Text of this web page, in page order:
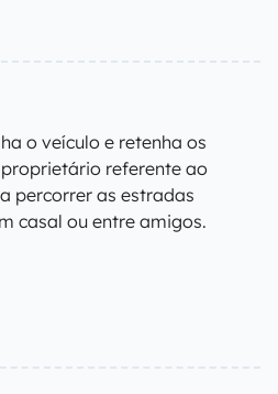
o veículo e retenha os
referente ao
percorrer as estradas
casal ou entre amigos.